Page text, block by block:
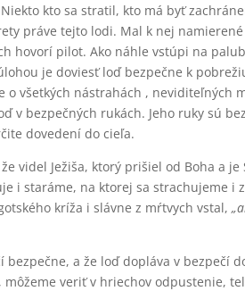
kto sa stratil, kto má byť
práve tejto lodi. Mal k nej
hovorí pilot. Ako náhle vstúpi na
je doviesť loď bezpečne k
všetkých nástrahách , neviditeľných
v bezpečných rukách. Jeho ruky sú
dovedení do cieľa.
videl Ježiša, ktorý prišiel od Boha a
i staráme, na ktorej sa strachujeme i
kríža i slávne z mŕtvych vstal,
bezpečne, a že loď dopláva v bezpečí
veriť v hriechov odpustenie,